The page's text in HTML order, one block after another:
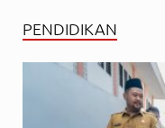
PENDIDIKAN